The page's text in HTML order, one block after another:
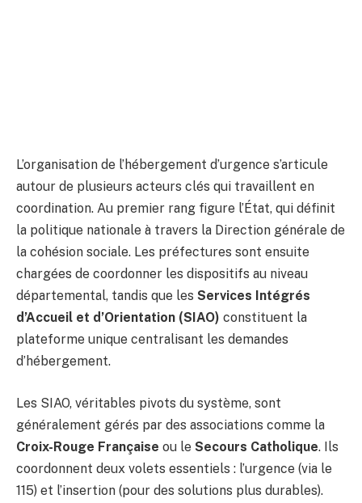
L’organisation de l’hébergement d’urgence s’articule
autour de plusieurs acteurs clés qui travaillent en
coordination. Au premier rang figure l’État, qui définit
la politique nationale à travers la Direction générale de
la cohésion sociale. Les préfectures sont ensuite
chargées de coordonner les dispositifs au niveau
départemental, tandis que les Services Intégrés
d’Accueil et d’Orientation (SIAO) constituent la
plateforme unique centralisant les demandes
d’hébergement.
Les SIAO, véritables pivots du système, sont
généralement gérés par des associations comme la
Croix-Rouge Française ou le Secours Catholique. Ils
coordonnent deux volets essentiels : l’urgence (via le
115) et l’insertion (pour des solutions plus durables).